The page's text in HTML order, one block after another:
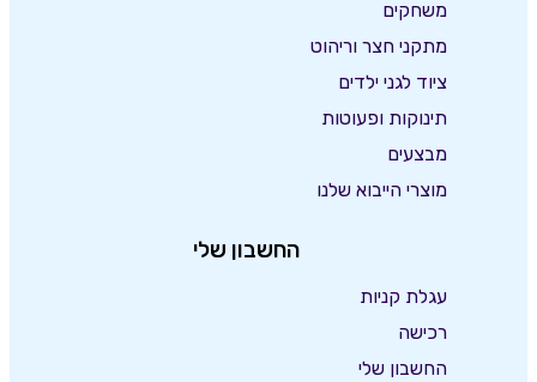
משחקים
מתקני חצר וריהוט
ציוד לגני ילדים
תינוקות ופעוטות
מבצעים
מוצרי הייבוא שלנו
החשבון שלי
עגלת קניות
רכישה
החשבון שלי